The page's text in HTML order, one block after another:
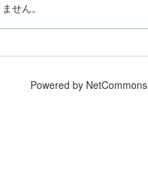
せん。
Powered by NetCommons